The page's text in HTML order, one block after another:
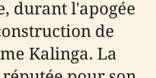
durant l'apogée
de
Kalinga. La